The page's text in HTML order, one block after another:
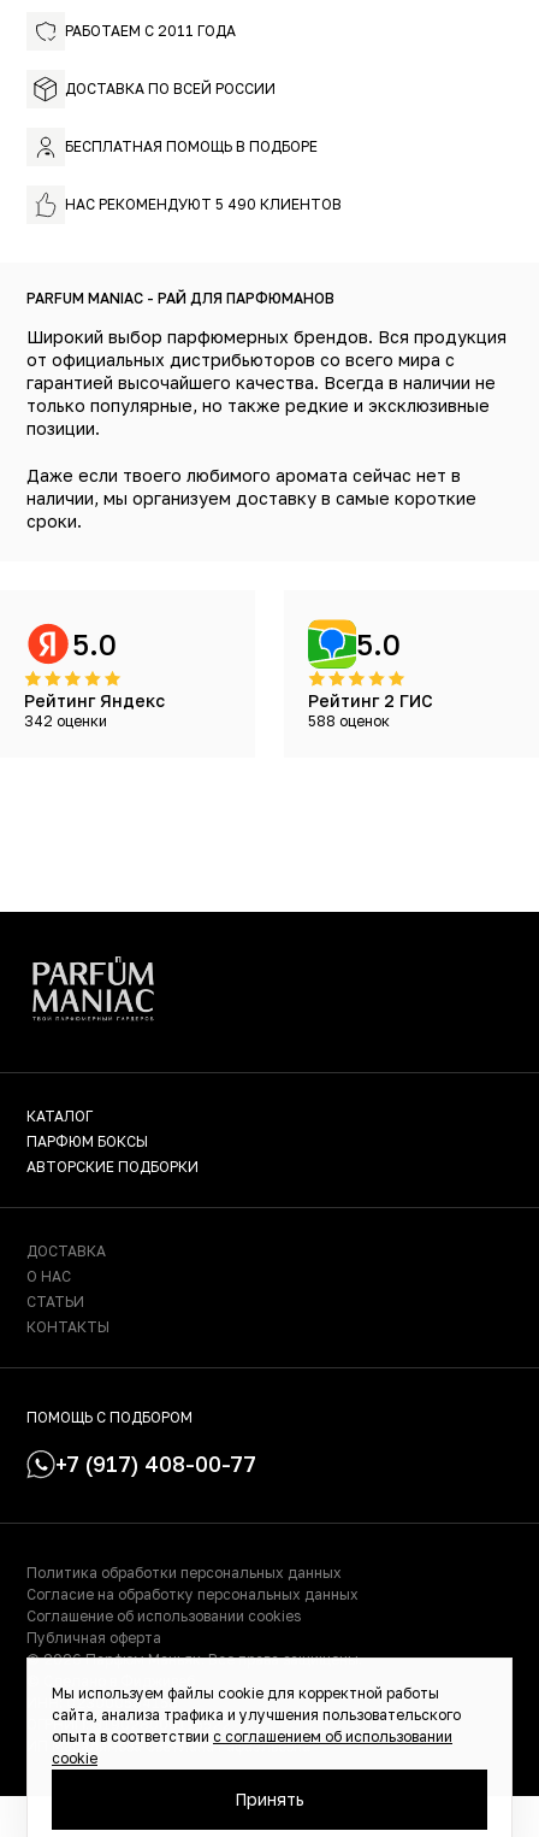
РАБОТАЕМ С 2011 ГОДА
ДОСТАВКА ПО ВСЕЙ РОССИИ
БЕСПЛАТНАЯ ПОМОЩЬ В ПОДБОРЕ
НАС РЕКОМЕНДУЮТ 5 490 КЛИЕНТОВ
PARFUM MANIAC - РАЙ ДЛЯ ПАРФЮМАНОВ
Широкий выбор парфюмерных брендов. Вся продукция
от официальных дистрибьюторов со всего мира с
гарантией высочайшего качества. Всегда в наличии не
только популярные, но также редкие и эксклюзивные
позиции.
Даже если твоего любимого аромата сейчас нет в
наличии, мы организуем доставку в самые короткие
сроки.
5.0
Рейтинг Яндекс
342 оценки
5.0
Рейтинг 2 ГИС
588 оценок
КАТАЛОГ
ПАРФЮМ БОКСЫ
АВТОРСКИЕ ПОДБОРКИ
ДОСТАВКА
О НАС
СТАТЬИ
КОНТАКТЫ
ПОМОЩЬ С ПОДБОРОМ
+7 (917) 408-00-77
Политика обработки персональных данных
Согласие на обработку персональных данных
Соглашение об использовании cookies
Публичная оферта
© 2026 Парфюм Маньяк. Все права защищены.
ИНН: 023000504158
ОГРНИП: 319028000115522
ИП Масалимова Светлана Рафаэльевна
Мы используем файлы cookie для корректной работы
сайта, анализа трафика и улучшения пользовательского
опыта в соответствии с соглашением об использовании
cookie
Принять